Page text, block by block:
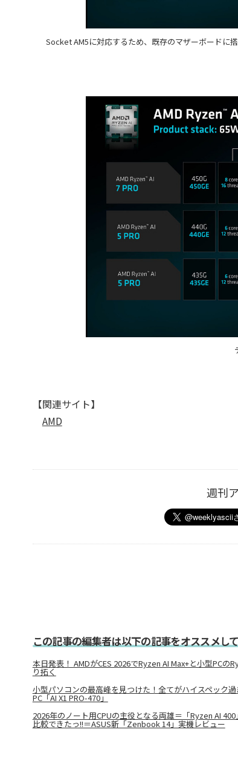
Socket AM5に対応するため、既存のマザーボードに
【関連サイト】
AMD
週刊
この記事の編集者は以下の記事をオススメし
本日発表！ AMDがCES 2026でRyzen AI Max+と小型PCの
り拓く
小型パソコンの最高峰を見つけた！全てがハイスペック
PC「AI X1 PRO-470」
2026年のノート用CPUの主役となる両雄＝「Ryzen AI
比較できたっ!!＝ASUS新「Zenbook 14」実機レビュー